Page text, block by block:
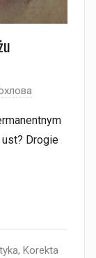
Drogie
, Korekta